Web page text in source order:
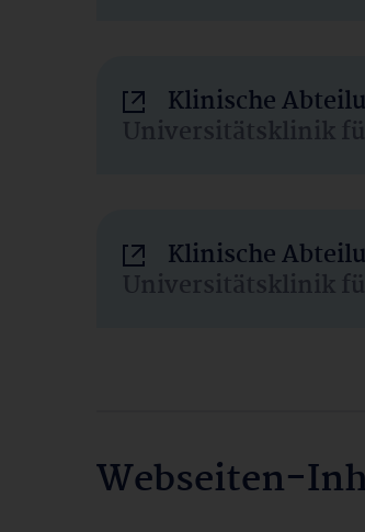
Klinische
Universitätsklinik
Klinische
Universitätsklinik
Webseiten-